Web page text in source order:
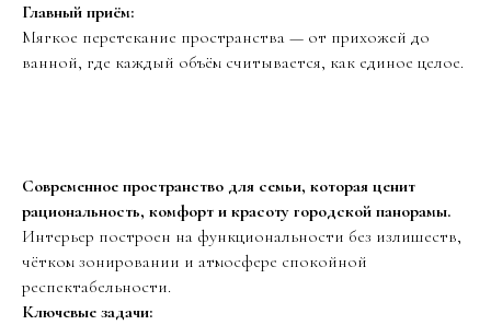
Главный приём:
Мягкое перетекание пространства — от прихожей до
ванной, где каждый объём считывается, как единое целое.
Современное пространство для семьи, которая ценит
рациональность, комфорт и красоту городской панорамы.
Интерьер построен на функциональности без излишеств,
чётком зонировании и атмосфере спокойной
респектабельности.
Ключевые задачи: